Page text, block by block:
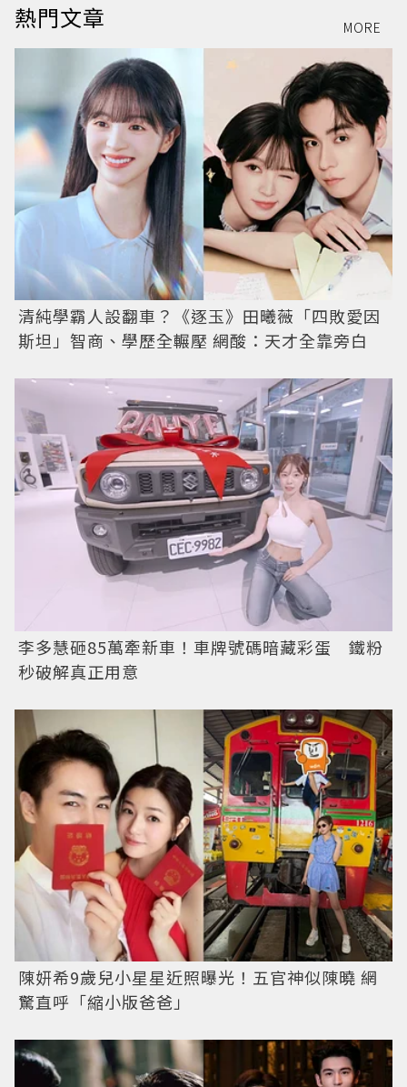
熱門文章 MORE
清純學霸人設翻車？《逐玉》田曦薇「四敗愛因
斯坦」智商、學歷全輾壓 網酸：天才全靠旁白
李多慧砸85萬牽新車！車牌號碼暗藏彩蛋 鐵粉
秒破解真正用意
陳妍希9歲兒小星星近照曝光！五官神似陳曉 網
驚直呼「縮小版爸爸」